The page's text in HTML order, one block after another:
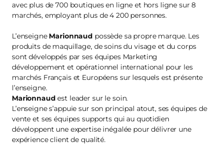
avec plus de 700 boutiques en ligne et hors ligne sur 8
marchés, employant plus de 4 200 personnes.
L’enseigne Marionnaud possède sa propre marque. Les
produits de maquillage, de soins du visage et du corps
sont développés par ses équipes Marketing
développement et opérationnel international pour les
marchés Français et Européens sur lesquels est présente
l’enseigne.
Marionnaud est leader sur le soin.
L’enseigne s’appuie sur son principal atout, ses équipes de
vente et ses équipes supports qui au quotidien
développent une expertise inégalée pour délivrer une
expérience client de qualité.